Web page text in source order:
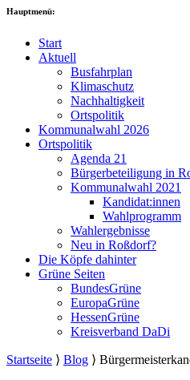
Hauptmenü:
Start
Aktuell
Busfahrplan
Klimaschutz
Nachhaltigkeit
Ortspolitik
Kommunalwahl 2026
Ortspolitik
Agenda 21
Bürgerbeteiligung in
Kommunalwahl 2021
Kandidat:innen
Wahlprogramm
Wahlergebnisse
Neu in Roßdorf?
Die Köpfe dahinter
Grüne Seiten
BundesGrüne
EuropaGrüne
HessenGrüne
Kreisverband DaDi
Startseite ⟩ Blog ⟩